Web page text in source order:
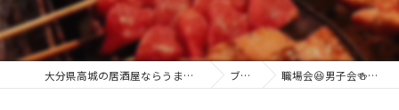
大分県高城の居酒屋ならうまか家 夢なりち ブログ 職場会😆男子会🍻女子会🥰